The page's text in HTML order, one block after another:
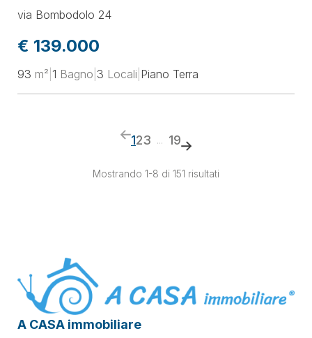
via Bombodolo 24
€ 139.000
93 m² 1 Bagno 3 Locali Piano Terra
123 ... 19
Mostrando 1-8 di 151 risultati
A CASA immobiliare